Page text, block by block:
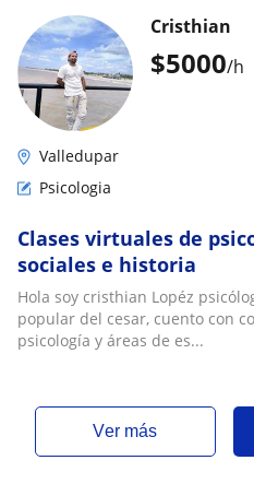
$5000/h
Cristhian
Valledupar
Psicologia
Clases virtuales de
sociales e historia
Hola soy cristhian Lopéz
popular del cesar, cuento con
psicología y áreas de es...
ver más